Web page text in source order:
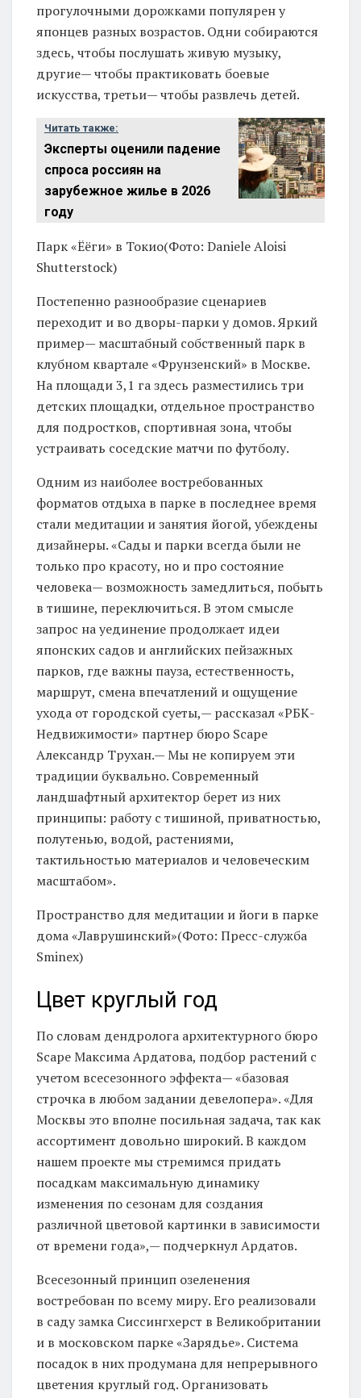
прогулочными дорожками популярен у
японцев разных возрастов. Одни собираются
здесь, чтобы послушать живую музыку,
другие— чтобы практиковать боевые
искусства, третьи— чтобы развлечь детей.
Читать также:
Эксперты оценили падение
спроса россиян на
зарубежное жилье в 2026
году
Парк «Ёёги» в Токио(Фото: Daniele Aloisi
Shutterstock)
Постепенно разнообразие сценариев
переходит и во дворы-парки у домов. Яркий
пример— масштабный собственный парк в
клубном квартале «Фрунзенский» в Москве.
На площади 3,1 га здесь разместились три
детских площадки, отдельное пространство
для подростков, спортивная зона, чтобы
устраивать соседские матчи по футболу.
Одним из наиболее востребованных
форматов отдыха в парке в последнее время
стали медитации и занятия йогой, убеждены
дизайнеры. «Сады и парки всегда были не
только про красоту, но и про состояние
человека— возможность замедлиться, побыть
в тишине, переключиться. В этом смысле
запрос на уединение продолжает идеи
японских садов и английских пейзажных
парков, где важны пауза, естественность,
маршрут, смена впечатлений и ощущение
ухода от городской суеты,— рассказал «РБК-
Недвижимости» партнер бюро Scape
Александр Трухан.— Мы не копируем эти
традиции буквально. Современный
ландшафтный архитектор берет из них
принципы: работу с тишиной, приватностью,
полутенью, водой, растениями,
тактильностью материалов и человеческим
масштабом».
Пространство для медитации и йоги в парке
дома «Лаврушинский»(Фото: Пресс-служба
Sminex)
Цвет круглый год
По словам дендролога архитектурного бюро
Scape Максима Ардатова, подбор растений с
учетом всесезонного эффекта— «базовая
строчка в любом задании девелопера». «Для
Москвы это вполне посильная задача, так как
ассортимент довольно широкий. В каждом
нашем проекте мы стремимся придать
посадкам максимальную динамику
изменения по сезонам для создания
различной цветовой картинки в зависимости
от времени года»,— подчеркнул Ардатов.
Всесезонный принцип озеленения
востребован по всему миру. Его реализовали
в саду замка Сиссингхерст в Великобритании
и в московском парке «Зарядье». Система
посадок в них продумана для непрерывного
цветения круглый год. Организовать